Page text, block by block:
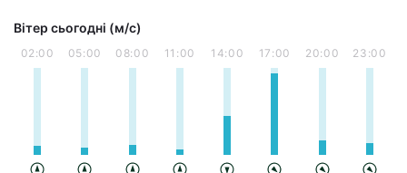
Вітер сьогодні (м/с)
02:00 05:00 08:00 11:00 14:00 17:00 20:00 23:00